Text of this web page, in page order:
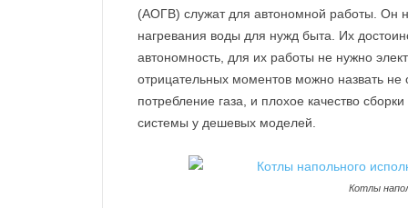
(АОГВ) служат для автономной работы. Он
нагревания воды для нужд быта. Их
автономность, для их работы не нужно
отрицательных моментов можно назвать не
потребление газа, и плохое качество
системы у дешевых моделей.
Котлы